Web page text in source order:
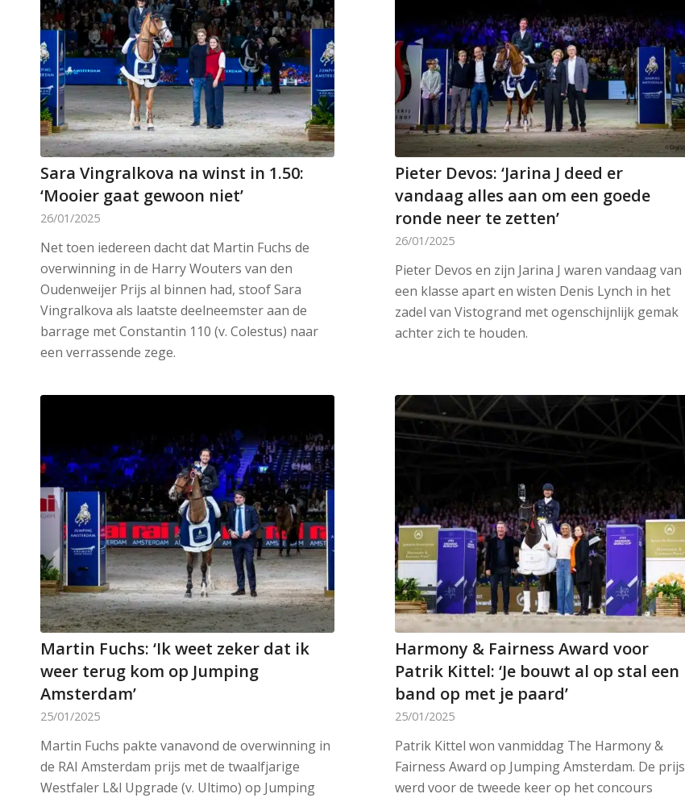
Sara Vingralkova na winst in 1.50:
‘Mooier gaat gewoon niet’
26/01/2025
Net toen iedereen dacht dat Martin Fuchs de
overwinning in de Harry Wouters van den
Oudenweijer Prijs al binnen had, stoof Sara
Vingralkova als laatste deelneemster aan de
barrage met Constantin 110 (v. Colestus) naar
een verrassende zege.
Pieter Devos: ‘Jarina J deed er
vandaag alles aan om een goede
ronde neer te zetten’
26/01/2025
Pieter Devos en zijn Jarina J waren vandaag van
een klasse apart en wisten Denis Lynch in het
zadel van Vistogrand met ogenschijnlijk gemak
achter zich te houden.
Martin Fuchs: ‘Ik weet zeker dat ik
weer terug kom op Jumping
Amsterdam’
25/01/2025
Martin Fuchs pakte vanavond de overwinning in
de RAI Amsterdam prijs met de twaalfjarige
Westfaler L&l Upgrade (v. Ultimo) op Jumping
Harmony & Fairness Award voor
Patrik Kittel: ‘Je bouwt al op stal een
band op met je paard’
25/01/2025
Patrik Kittel won vanmiddag The Harmony &
Fairness Award op Jumping Amsterdam. De prijs
werd voor de tweede keer op het concours